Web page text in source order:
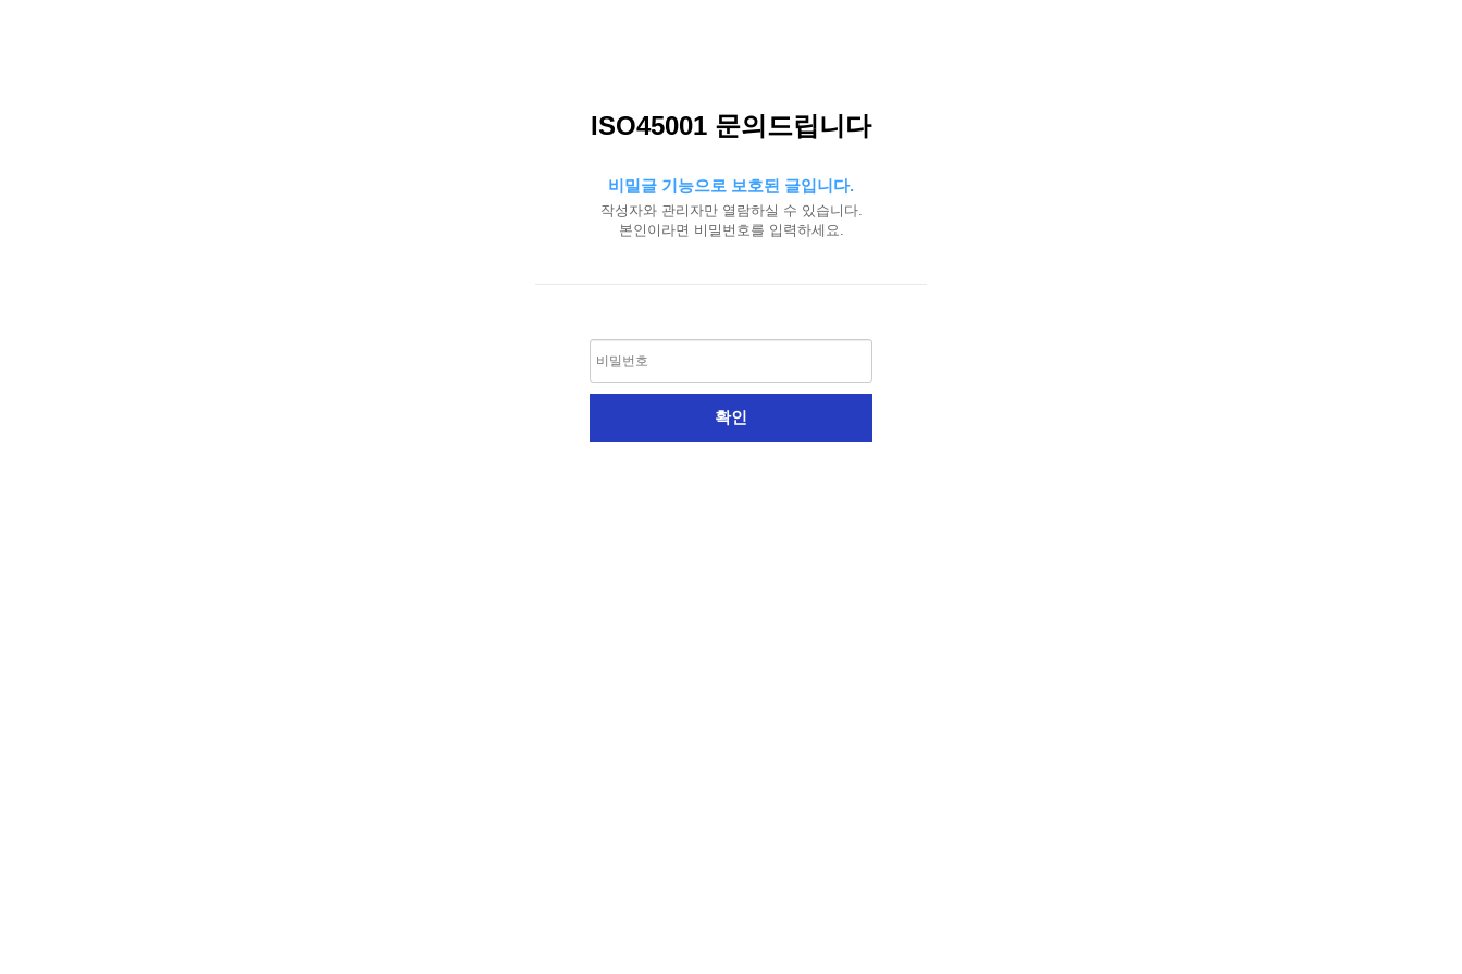
ISO45001 문의드립니다
비밀글 기능으로 보호된 글입니다.
작성자와 관리자만 열람하실 수 있습니다.
본인이라면 비밀번호를 입력하세요.